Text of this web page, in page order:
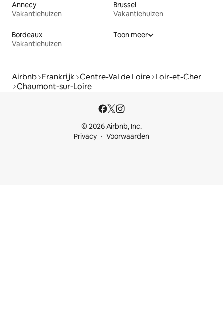
Annecy
Vakantiehuizen
Brussel
Vakantiehuizen
Bordeaux
Vakantiehuizen
Toon meer
Airbnb Frankrijk Centre-Val de Loire Loir-et-Cher
Chaumont-sur-Loire
© 2026 Airbnb, Inc.
Privacy
Voorwaarden